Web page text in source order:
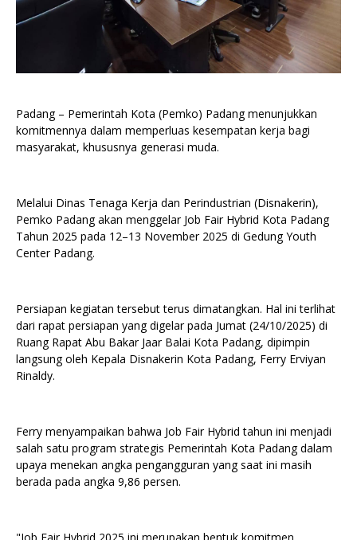
Padang – Pemerintah Kota (Pemko) Padang menunjukkan
komitmennya dalam memperluas kesempatan kerja bagi
masyarakat, khususnya generasi muda.
Melalui Dinas Tenaga Kerja dan Perindustrian (Disnakerin),
Pemko Padang akan menggelar Job Fair Hybrid Kota Padang
Tahun 2025 pada 12–13 November 2025 di Gedung Youth
Center Padang.
Persiapan kegiatan tersebut terus dimatangkan. Hal ini terlihat
dari rapat persiapan yang digelar pada Jumat (24/10/2025) di
Ruang Rapat Abu Bakar Jaar Balai Kota Padang, dipimpin
langsung oleh Kepala Disnakerin Kota Padang, Ferry Erviyan
Rinaldy.
Ferry menyampaikan bahwa Job Fair Hybrid tahun ini menjadi
salah satu program strategis Pemerintah Kota Padang dalam
upaya menekan angka pengangguran yang saat ini masih
berada pada angka 9,86 persen.